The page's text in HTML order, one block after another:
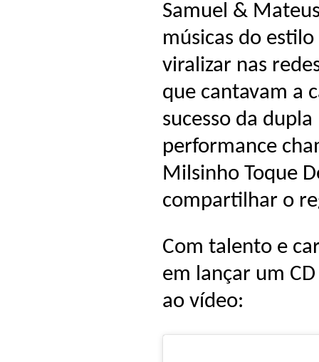
Samuel &
músicas do
viralizar nas
que cantavam a
sucesso da
performance
Milsinho Toque
compartilhar o
Com talento e
em lançar um
ao vídeo: